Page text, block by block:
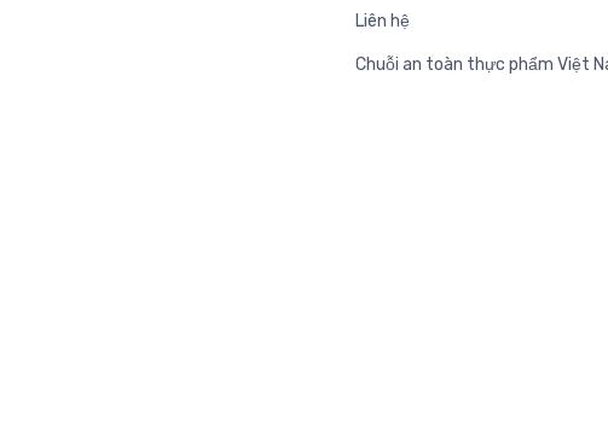
Liên hệ
Chuỗi an toàn thực phẩm Việt